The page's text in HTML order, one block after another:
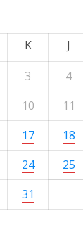
K J
3 4
10 11
17 18
24 25
31